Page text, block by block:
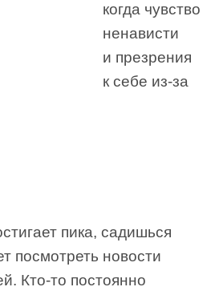
когда чувство
ненависти
и презрения
к себе из-за
пика, садишься
посмотреть новости
Кто-то постоянно